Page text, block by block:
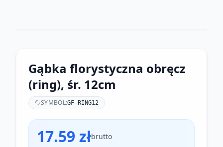
Gąbka florystyczna obręcz
(ring), śr. 12cm
SYMBOL:GF-RING12
17.59 złbrutto